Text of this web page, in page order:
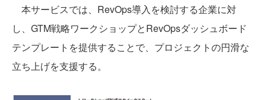
本サービスでは、RevOps導入を検討する企業に対
し、GTM戦略ワークショップとRevOpsダッシュボード
テンプレートを提供することで、プロジェクトの円滑な
立ち上げを支援する。